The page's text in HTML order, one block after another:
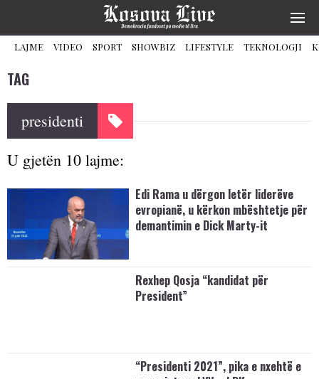
LAJME VIDEO SPORT SHOWBIZ LIFESTYLE TEKNOLOGJI
TAG
presidenti
U gjetën 10 lajme:
Edi Rama u dërgon letër liderëve
evropianë, u kërkon mbështetje për
demantimin e Dick Marty-it
Rexhep Qosja “kandidat për
President”
“Presidenti 2021”, pika e nxehtë e